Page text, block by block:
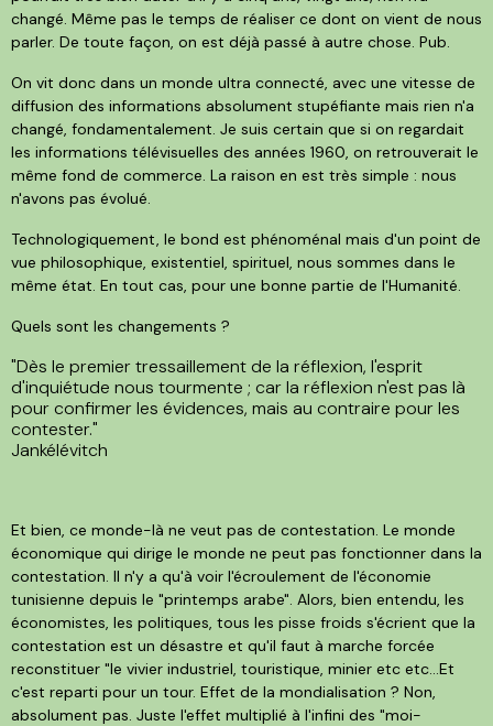
changé. Même pas le temps de réaliser ce dont on vient de nous
parler. De toute façon, on est déjà passé à autre chose. Pub.
On vit donc dans un monde ultra connecté, avec une vitesse de
diffusion des informations absolument stupéfiante mais rien n'a
changé, fondamentalement. Je suis certain que si on regardait
les informations télévisuelles des années 1960, on retrouverait le
même fond de commerce. La raison en est très simple : nous
n'avons pas évolué.
Technologiquement, le bond est phénoménal mais d'un point de
vue philosophique, existentiel, spirituel, nous sommes dans le
même état. En tout cas, pour une bonne partie de l'Humanité.
Quels sont les changements ?
"Dès le premier tressaillement de la réflexion, l'esprit
d'inquiétude nous tourmente ; car la réflexion n'est pas là
pour confirmer les évidences, mais au contraire pour les
contester."
Jankélévitch
Et bien, ce monde-là ne veut pas de contestation. Le monde
économique qui dirige le monde ne peut pas fonctionner dans la
contestation. Il n'y a qu'à voir l'écroulement de l'économie
tunisienne depuis le "printemps arabe". Alors, bien entendu, les
économistes, les politiques, tous les pisse froids s'écrient que la
contestation est un désastre et qu'il faut à marche forcée
reconstituer "le vivier industriel, touristique, minier etc etc...Et
c'est reparti pour un tour. Effet de la mondialisation ? Non,
absolument pas. Juste l'effet multiplié à l'infini des "moi-